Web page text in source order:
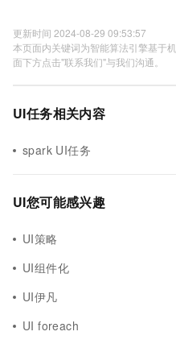
更新时间 2024-08-29 09:53:57
本页面内关键词为智能算法引擎基于
面下方点击"联系我们"与我们沟通。
UI任务相关内容
spark UI任务
UI您可能感兴趣
UI策略
UI组件化
UI伊凡
UI foreach